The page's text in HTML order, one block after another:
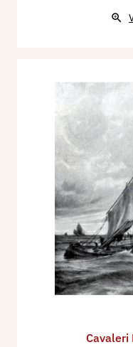
Lodovico, Torino,
Pizio, Tav. XXXVII.
1926 - Rio di
di Brera. I Pittori.
Arte, Milano,
1927 - Catalogo
d'Arte indetta dal
Volta, catalogo
1939 - Premio
Paesaggio
Palazzo della
incisori italianiCavaleri